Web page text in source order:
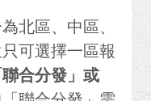
北區、中區、
可選擇一區報
合分發」或